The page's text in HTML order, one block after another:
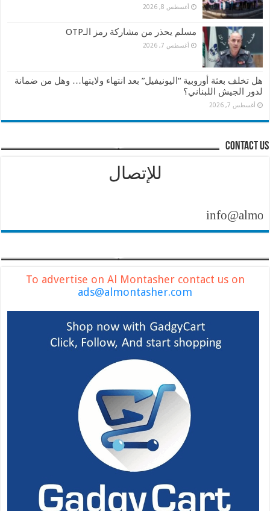
أغسطس 8, 2026
مسلم يحذر من مشاركة رمز الـOTP
أغسطس 7, 2026
هل تخلف بعثة أوروبية “اليونيفيل” بعد انتهاء ولايتها… وهل من ضمانة
لدور الجيش اللبناني؟
أغسطس 7, 2026
contact us
للإتصال
To advertise on Al Montasher contact us on
ads@almontasher.com